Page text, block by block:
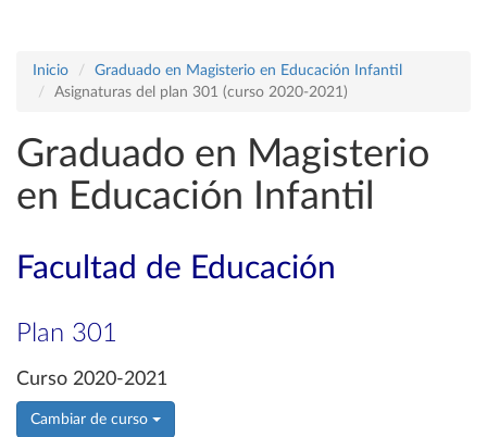
Inicio
Graduado en Magisterio en Educación Infantil
Asignaturas del plan 301 (curso 2020-2021)
Graduado en Magisterio
en Educación Infantil
Facultad de Educación
Plan 301
Curso 2020-2021
Cambiar de curso